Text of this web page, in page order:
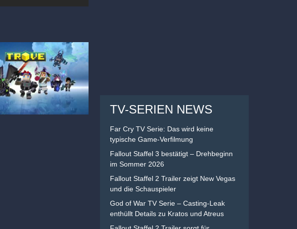
TV-SERIEN NEWS
Far Cry TV Serie: Das wird keine
typische Game-Verfilmung
Fallout Staffel 3 bestätigt – Drehbeginn
im Sommer 2026
Fallout Staffel 2 Trailer zeigt New Vegas
und die Schauspieler
God of War TV Serie – Casting-Leak
enthüllt Details zu Kratos und Atreus